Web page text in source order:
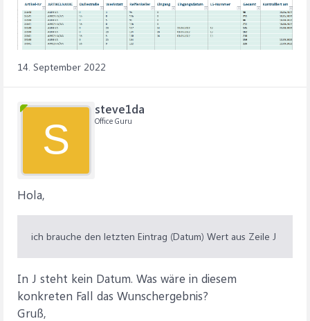
14. September 2022
S
steve1da
Office Guru
Hola,
ich brauche den letzten Eintrag (Datum) Wert aus Zeile J
In J steht kein Datum. Was wäre in diesem
konkreten Fall das Wunschergebnis?
Gruß,